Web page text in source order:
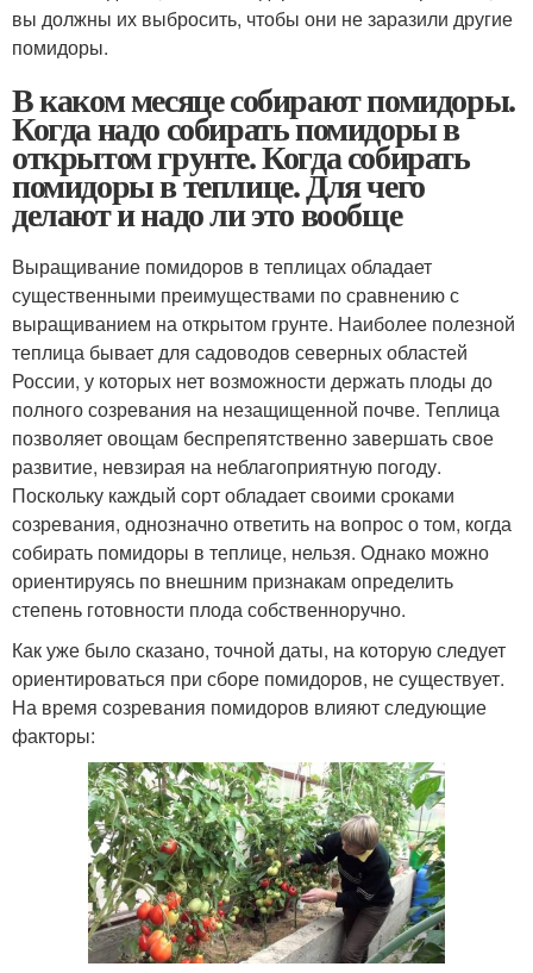
вы должны их выбросить, чтобы они не заразили другие
помидоры.
В каком месяце собирают помидоры.
Когда надо собирать помидоры в
открытом грунте. Когда собирать
помидоры в теплице. Для чего
делают и надо ли это вообще
Выращивание помидоров в теплицах обладает
существенными преимуществами по сравнению с
выращиванием на открытом грунте. Наиболее полезной
теплица бывает для садоводов северных областей
России, у которых нет возможности держать плоды до
полного созревания на незащищенной почве. Теплица
позволяет овощам беспрепятственно завершать свое
развитие, невзирая на неблагоприятную погоду.
Поскольку каждый сорт обладает своими сроками
созревания, однозначно ответить на вопрос о том, когда
собирать помидоры в теплице, нельзя. Однако можно
ориентируясь по внешним признакам определить
степень готовности плода собственноручно.
Как уже было сказано, точной даты, на которую следует
ориентироваться при сборе помидоров, не существует.
На время созревания помидоров влияют следующие
факторы: